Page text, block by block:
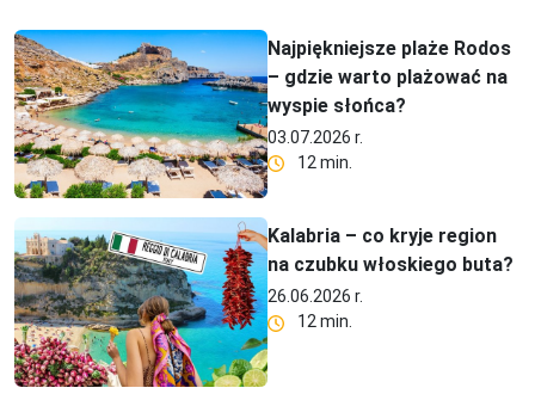
Najpiękniejsze plaże Rodos
– gdzie warto plażować na
wyspie słońca?
03.07.2026 r.
12 min.
Kalabria – co kryje region
na czubku włoskiego buta?
26.06.2026 r.
12 min.